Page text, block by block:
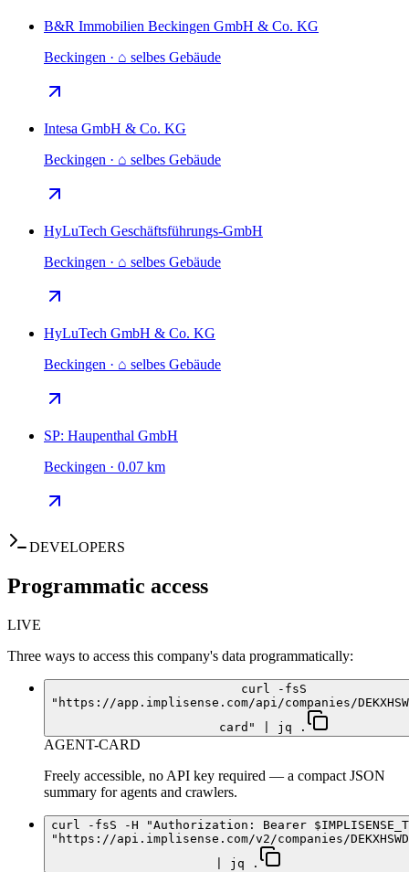
B&R Immobilien Beckingen GmbH & Co. KG
Beckingen · ⌂ selbes Gebäude
Intesa GmbH & Co. KG
Beckingen · ⌂ selbes Gebäude
HyLuTech Geschäftsführungs-GmbH
Beckingen · ⌂ selbes Gebäude
HyLuTech GmbH & Co. KG
Beckingen · ⌂ selbes Gebäude
SP: Haupenthal GmbH
Beckingen · 0.07 km
DEVELOPERS
Programmatic access
LIVE
Three ways to access this company's data programmatically:
curl -fsS
"https://app.implisense.com/api/companies/
card" | jq .
AGENT-CARD
Freely accessible, no API key required — a compact JSON
summary for agents and crawlers.
curl -fsS -H "Authorization: Bearer
"https://api.implisense.com/v2/companies/
| jq .